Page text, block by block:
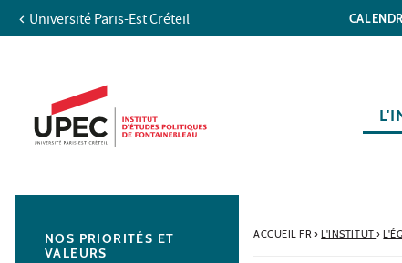
Aller au contenu
Recherche
Navigation secondaire
Université Paris-Est Créteil
ACCUEIL FR› L'INSTITUT›
NOS PRIORITÉS ET
VALEURS